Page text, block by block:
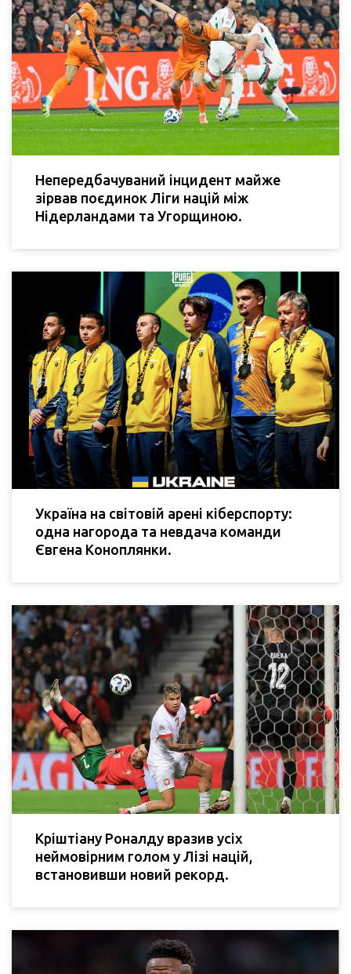
Непередбачуваний інцидент майже
зірвав поєдинок Ліги націй між
Нідерландами та Угорщиною.
Україна на світовій арені кіберспорту:
одна нагорода та невдача команди
Євгена Коноплянки.
Кріштіану Роналду вразив усіх
неймовірним голом у Лізі націй,
встановивши новий рекорд.